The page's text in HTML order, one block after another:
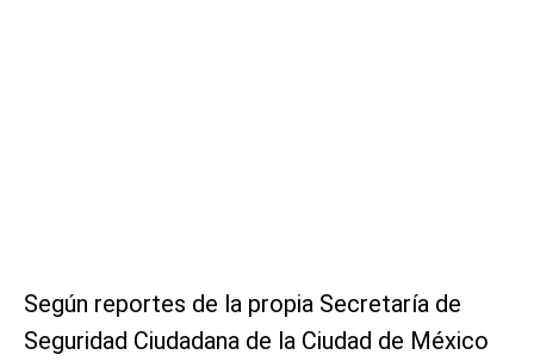
Según reportes de la propia Secretaría de
Seguridad Ciudadana de la Ciudad de México